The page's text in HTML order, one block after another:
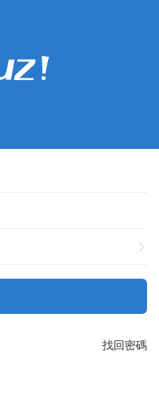
找回密碼